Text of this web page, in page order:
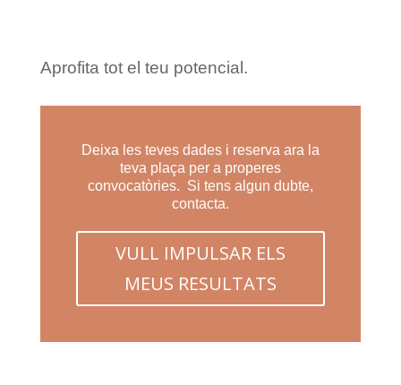
Aprofita tot el teu potencial.
Deixa les teves dades i reserva ara la
teva plaça per a properes
convocatòries. Si tens algun dubte,
contacta.
VULL IMPULSAR ELS
MEUS RESULTATS